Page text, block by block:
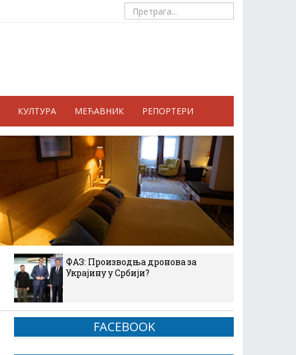
КУЛТУРА МЕЋАВНИК РЕПОРТЕРИ
ФАЗ: Производња дронова за
Украјину у Србији?
FACEBOOK